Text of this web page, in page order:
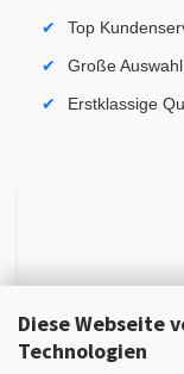
Diese Webseite
Technologien
Top
Große
Erstklassige